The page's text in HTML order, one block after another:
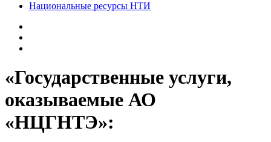
Национальные ресурсы НТИ
«Государственные услуги,
оказываемые АО
«НЦГНТЭ»: